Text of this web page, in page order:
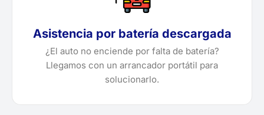
Asistencia por batería descargada
¿El auto no enciende por falta de batería?
Llegamos con un arrancador portátil para
solucionarlo.